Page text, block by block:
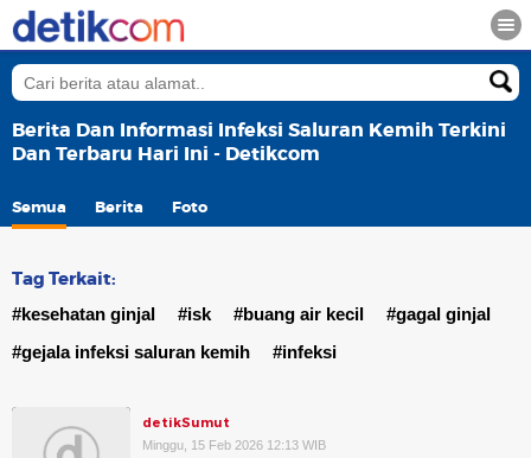
Berita Dan Informasi Infeksi Saluran Kemih Terkini
Dan Terbaru Hari Ini - Detikcom
Semua Berita Foto
Tag Terkait:
#kesehatan ginjal #isk #buang air kecil
#gagal ginjal
#gejala infeksi saluran kemih
#infeksi
detikSumut
Minggu, 15 Feb 2026 12:13 WIB